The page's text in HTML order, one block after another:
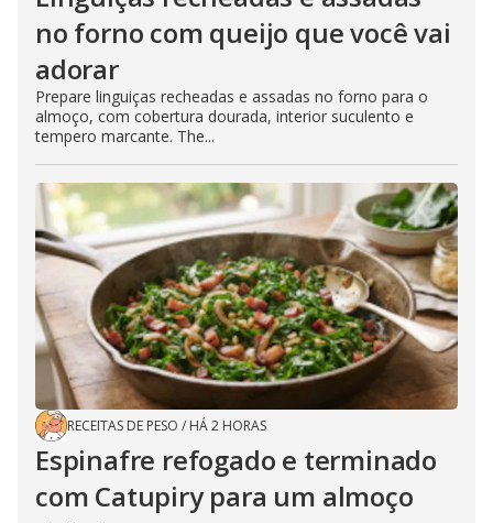
no forno com queijo que você vai
adorar
Prepare linguiças recheadas e assadas no forno para o
almoço, com cobertura dourada, interior suculento e
tempero marcante. The...
RECEITAS DE PESO / HÁ 2 HORAS
Espinafre refogado e terminado
com Catupiry para um almoço